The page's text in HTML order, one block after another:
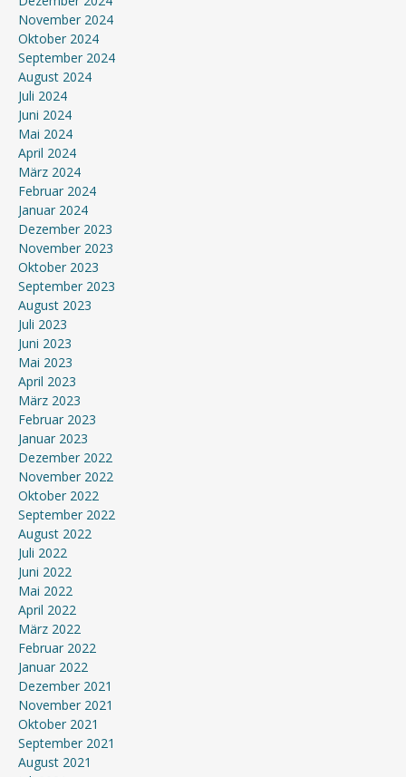
November 2024
Oktober 2024
September 2024
August 2024
Juli 2024
Juni 2024
Mai 2024
April 2024
März 2024
Februar 2024
Januar 2024
Dezember 2023
November 2023
Oktober 2023
September 2023
August 2023
Juli 2023
Juni 2023
Mai 2023
April 2023
März 2023
Februar 2023
Januar 2023
Dezember 2022
November 2022
Oktober 2022
September 2022
August 2022
Juli 2022
Juni 2022
Mai 2022
April 2022
März 2022
Februar 2022
Januar 2022
Dezember 2021
November 2021
Oktober 2021
September 2021
August 2021